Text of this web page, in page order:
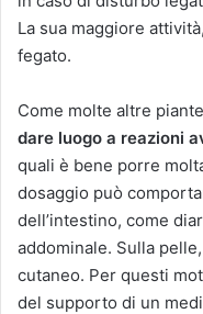
La sua maggiore
fegato.
Come molte altre
dare luogo a reazioni
quali è bene porre
dosaggio può
dell’intestino, come
addominale. Sulla
cutaneo. Per questi
del supporto di un